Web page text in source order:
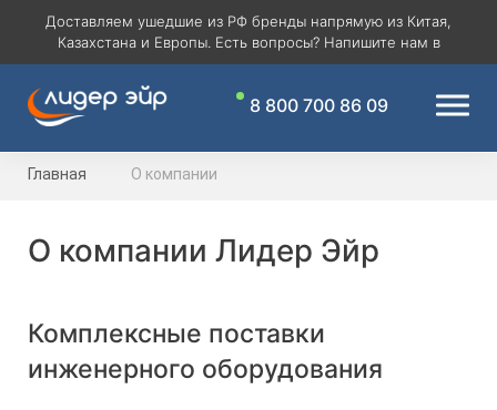
Доставляем ушедшие из РФ бренды напрямую из Китая,
Казахстана и Европы. Есть вопросы? Напишите нам в
8 800 700 86 09
Главная О компании
О компании Лидер Эйр
Комплексные поставки
инженерного оборудования